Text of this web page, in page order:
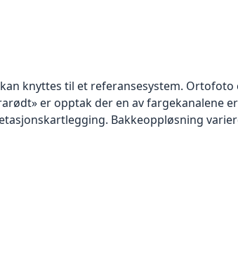
knyttes til et referansesystem. Ortofoto
er opptak der en av fargekanalene
Bakkeoppløsning